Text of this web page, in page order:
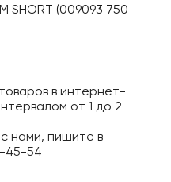
SHORT (009093 750
в интернет-
от 1 до 2
нами, пишите в
45-54